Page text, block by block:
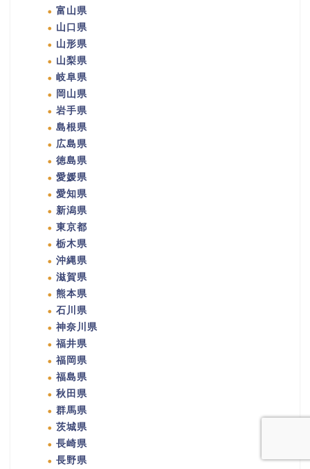
富山県
山口県
山形県
山梨県
岐阜県
岡山県
岩手県
島根県
広島県
徳島県
愛媛県
愛知県
新潟県
東京都
栃木県
沖縄県
滋賀県
熊本県
石川県
神奈川県
福井県
福岡県
福島県
秋田県
群馬県
茨城県
長崎県
長野県